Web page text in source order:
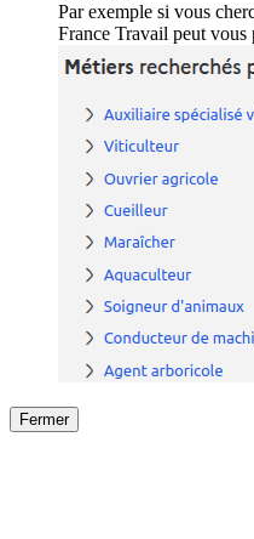
Par exemple si vous
France Travail peut vous
Fermer